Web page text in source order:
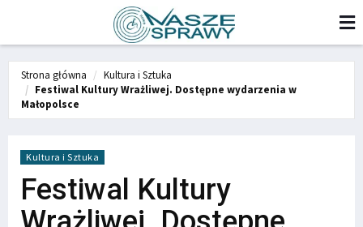
Strona główna
Kultura i Sztuka
Festiwal Kultury Wrażliwej. Dostępne wydarzenia w
Małopolsce
Kultura i Sztuka
Festiwal Kultury